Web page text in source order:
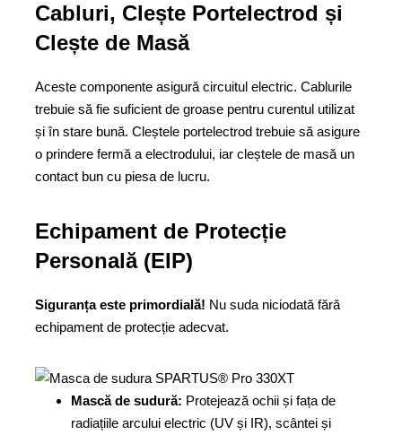
Cabluri, Clește Portelectrod și
Clește de Masă
Aceste componente asigură circuitul electric. Cablurile
trebuie să fie suficient de groase pentru curentul utilizat
și în stare bună. Cleștele portelectrod trebuie să asigure
o prindere fermă a electrodului, iar cleștele de masă un
contact bun cu piesa de lucru.
Echipament de Protecție
Personală (EIP)
Siguranța este primordială! Nu suda niciodată fără
echipament de protecție adecvat.
Mască de sudură: Protejează ochii și fața de
radiațiile arcului electric (UV și IR), scântei și